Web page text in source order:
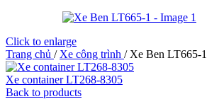
Click to enlarge
Trang chủ / Xe công trình / Xe Ben LT665-1
Xe container LT268-8305
Back to products